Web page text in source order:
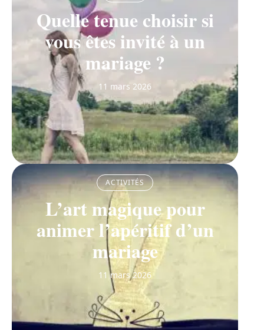
Quelle tenue choisir si
vous êtes invité à un
mariage ?
11 mars 2026
ACTIVITÉS
L’art magique pour
animer l’apéritif d’un
mariage
11 mars 2026